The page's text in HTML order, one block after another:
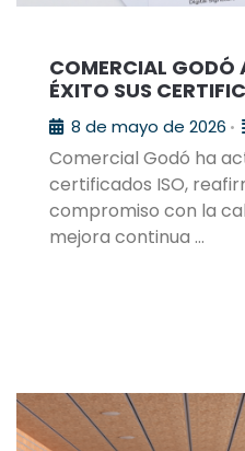
COMERCIAL GODÓ
ÉXITO SUS
8 de mayo de 2026 •
Comercial Godó ha
certificados ISO,
compromiso con la
mejora continua …